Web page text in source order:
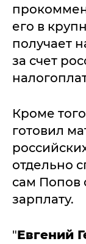
его в
получает
за счет
Кроме
готовил
отдельно
сам Попов
зарплату.
"Евгений